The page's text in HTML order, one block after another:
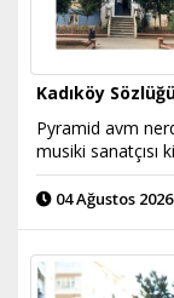
Kadıköy
Pyramid avm
musiki sanatçısı
04 Ağustos